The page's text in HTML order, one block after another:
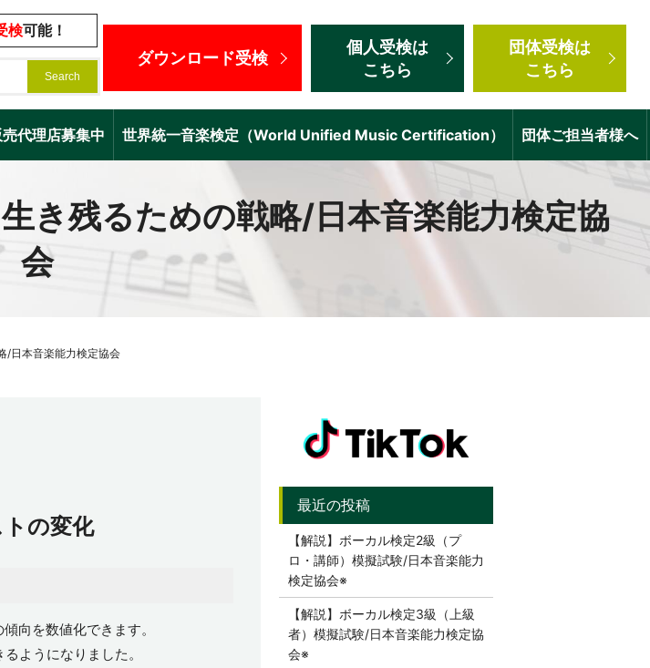
検可能！
ダウンロード受検
個人受検は
こちら
団体受検は
こちら
売代理店募集中 世界統一音楽検定（World Unified Music Certification） 団体ご担当者様へ
き残るための戦略/日本音楽能力検定協
会
/日本音楽能力検定協会
の変化
向を数値化できます。
ようになりました。
【解説】ボーカル検定2級（プ
ロ・講師）模擬試験/日本音楽能力
検定協会※
【解説】ボーカル検定3級（上級
者）模擬試験/日本音楽能力検定協
会※